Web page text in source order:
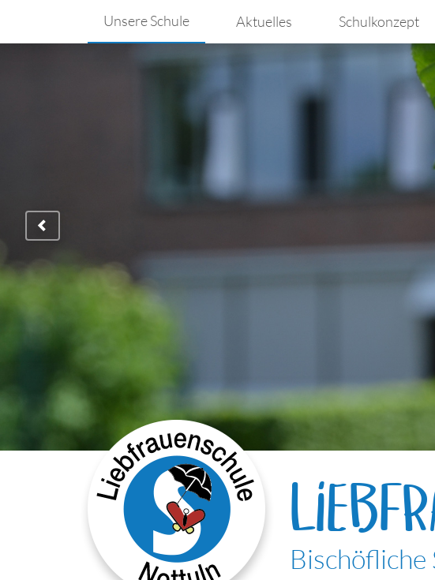
Unsere Schule Aktuelles Schulkonzept
Bischöfliche